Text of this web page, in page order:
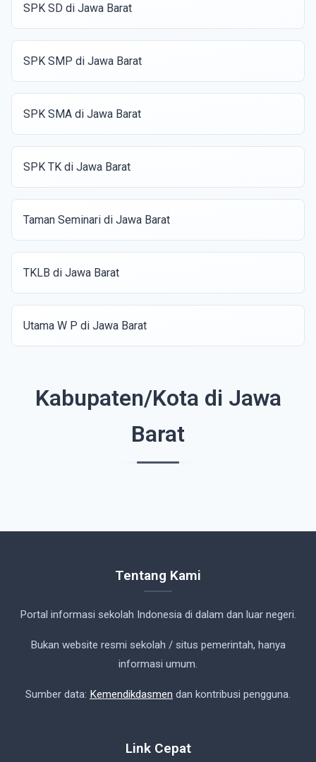
SPK SD di Jawa Barat
SPK SMP di Jawa Barat
SPK SMA di Jawa Barat
SPK TK di Jawa Barat
Taman Seminari di Jawa Barat
TKLB di Jawa Barat
Utama W P di Jawa Barat
Kabupaten/Kota di Jawa
Barat
Tentang Kami
Portal informasi sekolah Indonesia di dalam dan luar negeri.
Bukan website resmi sekolah / situs pemerintah, hanya
informasi umum.
Sumber data: Kemendikdasmen dan kontribusi pengguna.
Link Cepat